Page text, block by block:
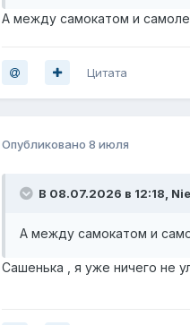
А между самокатом и
Цитата
Опубликовано 8 июля
В 08.07.2026 в 12:18,
А между самокатом и
Сашенька , я уже ничего не